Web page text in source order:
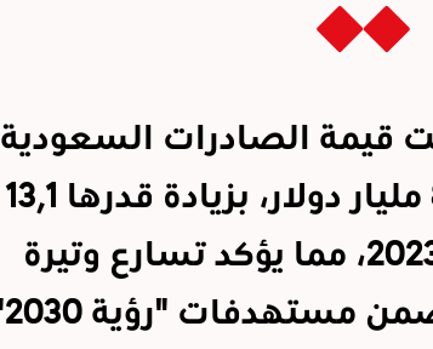
2024، بلغت قيمة الصادرات السعودية
غير النفطية نحو 82 مليار دولار، بزيادة قدرها 13,1
في المئة عن عام 2023، مما يؤكد تسارع وتيرة
مستهدفات "رؤية 2030"